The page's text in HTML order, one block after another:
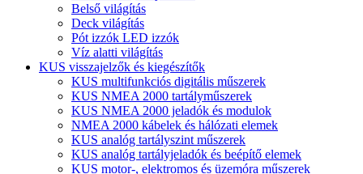
Belső világítás
Deck világítás
Pót izzók LED izzók
Víz alatti világítás
KUS visszajelzők és kiegészítők
KUS multifunkciós digitális műszerek
KUS NMEA 2000 tartályműszerek
KUS NMEA 2000 jeladók és modulok
NMEA 2000 kábelek és hálózati elemek
KUS analóg tartályszint műszerek
KUS analóg tartályjeladók és beépítő elemek
KUS motor-, elektromos és üzemóra műszerek